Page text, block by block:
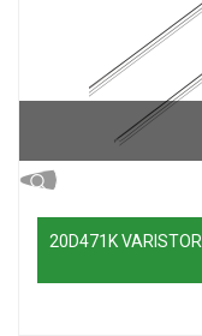
20D471K VARISTOR